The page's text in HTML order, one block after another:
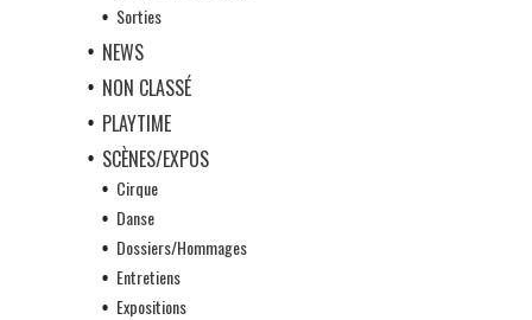
Sorties
NEWS
NON CLASSÉ
PLAYTIME
SCÈNES/EXPOS
Cirque
Danse
Dossiers/Hommages
Entretiens
Expositions